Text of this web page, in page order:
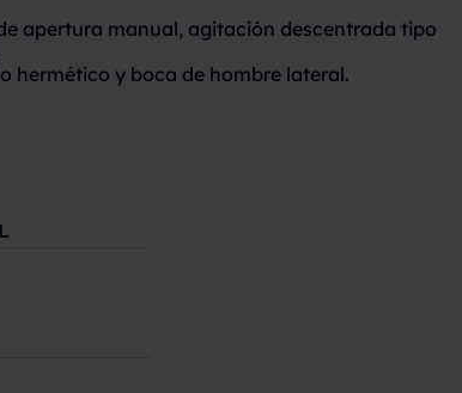
apertura manual, agitación descentrada tipo
hermético y boca de hombre lateral.
L